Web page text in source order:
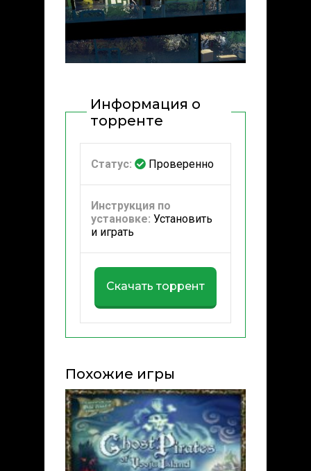
Информация о
торренте
Статус: Проверенно
Инструкция по
установке: Установить
и играть
Скачать торрент
Похожие игры